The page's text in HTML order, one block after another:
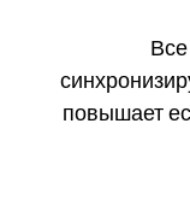
повышает